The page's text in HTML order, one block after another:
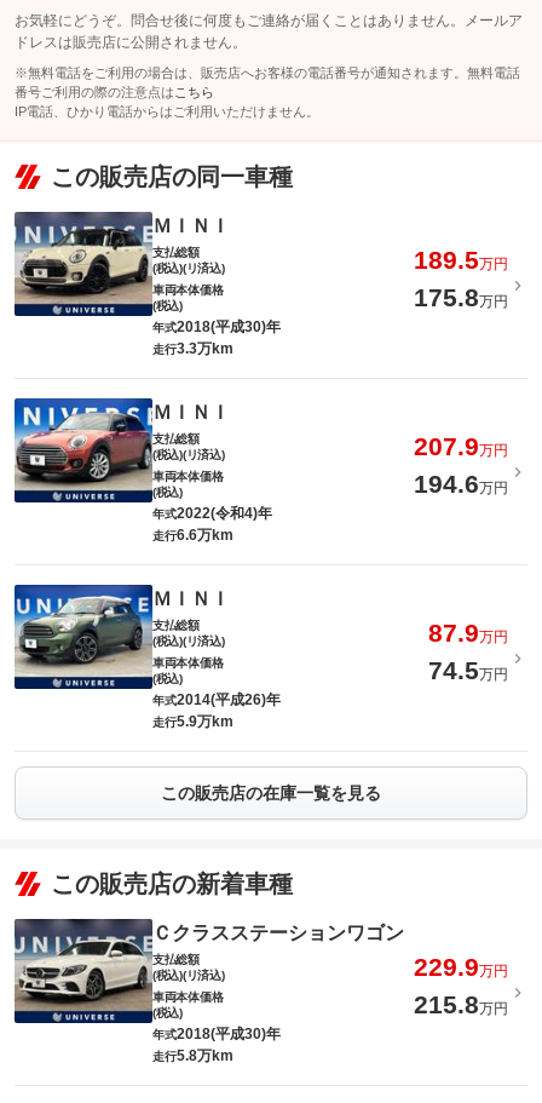
お気軽にどうぞ。問合せ後に何度もご連絡が届くことはありません。メールア
ドレスは販売店に公開されません。
※無料電話をご利用の場合は、販売店へお客様の電話番号が通知されます。無料電話
番号ご利用の際の注意点は こちら
IP電話、ひかり電話からはご利用いただけません。
この販売店の同一車種
ＭＩＮＩ
支払総額
(税込)(リ済込)
189.5万円
車両本体価格
(税込)
175.8万円
年式2018(平成30)年
走行3.3万km
ＭＩＮＩ
支払総額
(税込)(リ済込)
207.9万円
車両本体価格
(税込)
194.6万円
年式2022(令和4)年
走行6.6万km
ＭＩＮＩ
支払総額
(税込)(リ済込)
87.9万円
車両本体価格
(税込)
74.5万円
年式2014(平成26)年
走行5.9万km
この販売店の在庫一覧を見る
この販売店の新着車種
Ｃクラスステーションワゴン
支払総額
(税込)(リ済込)
229.9万円
車両本体価格
(税込)
215.8万円
年式2018(平成30)年
走行5.8万km